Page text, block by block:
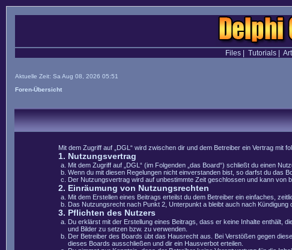
Files| Tutorials|
Aktuelle Zeit: Sa Aug 08, 2026 05:51
Foren-Übersicht
Mit dem Zugriff auf „DGL“ wird zwischen dir und dem Betreiber ein Vertrag mit
1. Nutzungsvertrag
Mit dem Zugriff auf „DGL“ (im Folgenden „das Board“) schließt du einen
Wenn du mit diesen Regelungen nicht einverstanden bist, so darfst du das
Der Nutzungsvertrag wird auf unbestimmte Zeit geschlossen und kann von
2. Einräumung von Nutzungsrechten
Mit dem Erstellen eines Beitrags erteilst du dem Betreiber ein einfaches,
Das Nutzungsrecht nach Punkt 2, Unterpunkt a bleibt auch nach Kündigung
3. Pflichten des Nutzers
Du erklärst mit der Erstellung eines Beitrags, dass er keine Inhalte enthält,
und Bilder zu setzen bzw. zu verwenden.
Der Betreiber des Boards übt das Hausrecht aus. Bei Verstößen gegen
dieses Boards ausschließen und dir ein Hausverbot erteilen.